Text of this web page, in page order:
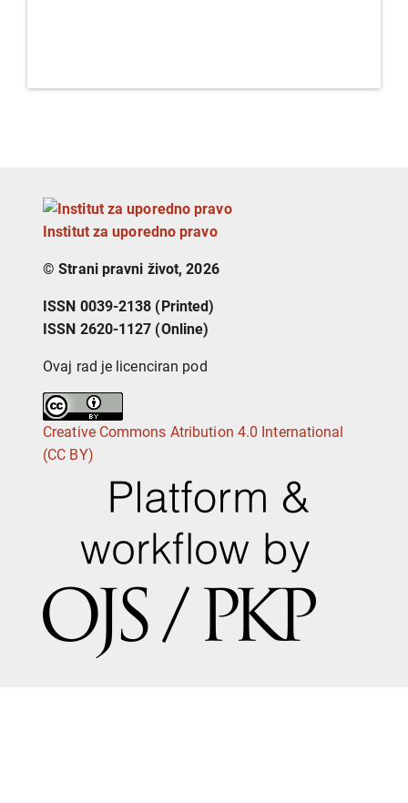
Institut za uporedno pravo
© Strani pravni život, 2026
ISSN 0039-2138 (Printed)
ISSN 2620-1127 (Online)
Ovaj rad je licenciran pod
Creative Commons Atribution 4.0 International
(CC BY)